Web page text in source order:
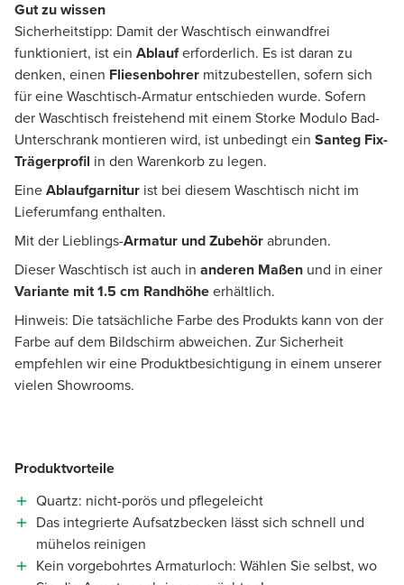
Gut zu wissen
Sicherheitstipp: Damit der Waschtisch einwandfrei
funktioniert, ist ein Ablauferforderlich. Es ist daran zu
denken, einen Fliesenbohrer mitzubestellen, sofern sich
für eine Waschtisch-Armatur entschieden wurde. Sofern
der Waschtisch freistehend mit einem Storke Modulo Bad-
Unterschrank montieren wird, ist unbedingt ein Santeg Fix-
Trägerprofil in den Warenkorb zu legen.
EineAblaufgarnitur ist bei diesem Waschtisch nicht im
Lieferumfang enthalten.
Mit der Lieblings-Armatur und Zubehörabrunden.
Dieser Waschtisch ist auch in anderen Maßen und in einer
Variante mit 1.5 cm Randhöheerhältlich.
Hinweis: Die tatsächliche Farbe des Produkts kann von der
Farbe auf dem Bildschirm abweichen. Zur Sicherheit
empfehlen wir eine Produktbesichtigung in einem unserer
vielen Showrooms.
Produktvorteile
Quartz: nicht-porös und pflegeleicht
Das integrierte Aufsatzbecken lässt sich schnell und
mühelos reinigen
Kein vorgebohrtes Armaturloch: Wählen Sie selbst, wo